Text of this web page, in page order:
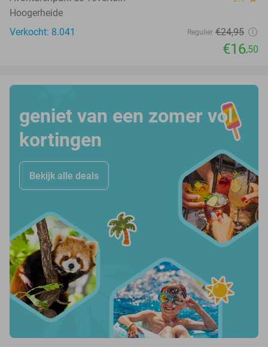
Hoogerheide
Verkocht: 8.041
Regulier €24,95
€16,50
geniet van een zomer vol
kortingen
Bekijk alle deals